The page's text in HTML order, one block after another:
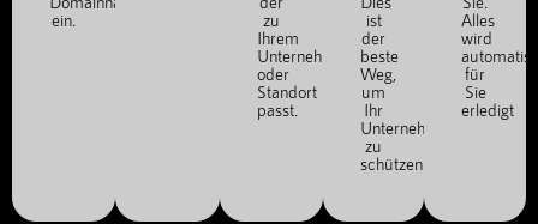
ein.
zu
Ihrem
Unternehmen
oder
Standort
passt.
ist
der
beste
Weg,
um
Ihr
Unternehmen
zu
schützen.
Alles
wird
für
Sie
erledigt